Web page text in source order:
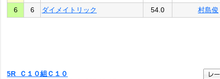
6
6 ダイメイトリック 54.0 村島俊
5R Ｃ１０組Ｃ１０